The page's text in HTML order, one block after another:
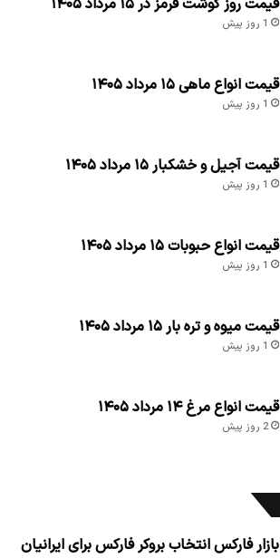
1 روز پیش
قیمت انواع ماهی ۱۵ مرداد ۱۴۰۵
1 روز پیش
قیمت آجیل و خشکبار ۱۵ مرداد ۱۴۰۵
1 روز پیش
قیمت انواع حبوبات ۱۵ مرداد ۱۴۰۵
1 روز پیش
قیمت میوه و تره بار ۱۵ مرداد ۱۴۰۵
1 روز پیش
قیمت انواع مرغ ۱۴ مرداد ۱۴۰۵
2 روز پیش
بازار فارکس انتخاب بروکر فارکس برای ایرانیان